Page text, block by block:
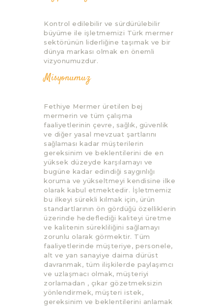
Kontrol edilebilir ve sürdürülebilir
büyüme ile işletmemizi Türk mermer
sektörünün liderliğine taşımak ve bir
dünya markası olmak en önemli
vizyonumuzdur.
Misyonumuz
Fethiye Mermer üretilen bej
mermerin ve tüm çalışma
faaliyetlerinin çevre, sağlık, güvenlik
ve diğer yasal mevzuat şartlarını
sağlaması kadar müşterilerin
gereksinim ve beklentilerini de en
yüksek düzeyde karşılamayı ve
bugüne kadar edindiği saygınlığı
koruma ve yükseltmeyi kendisine ilke
olarak kabul etmektedir. İşletmemiz
bu ilkeyi sürekli kılmak için, ürün
standartlarının ön gördüğü özelliklerin
üzerinde hedeflediği kaliteyi üretme
ve kalitenin sürekliliğini sağlamayı
zorunlu olarak görmektir. Tüm
faaliyetlerinde müşteriye, personele,
alt ve yan sanayiye daima dürüst
davranmak, tüm ilişkilerde paylaşımcı
ve uzlaşmacı olmak, müşteriyi
zorlamadan , çıkar gözetmeksizin
yönlendirmek, müşteri istek,
gereksinim ve beklentilerini anlamak